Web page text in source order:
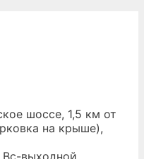
шоссе, 1,5 км от
на крыше),
выходной